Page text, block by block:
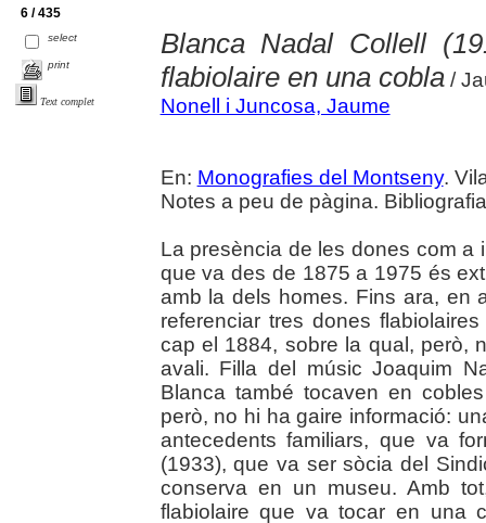
6 / 435
select
print
Text complet
Blanca Nadal Collell
flabiolaire en una cobla/
Nonell i Juncosa, Jaume
En: Monografies del Montseny.
Notes a peu de pàgina.
La presència de les dones com a
que va des de 1875 a 1975 és
amb la dels homes. Fins ara, en
referenciar tres dones
cap el 1884, sobre la qual, però,
avali. Filla del músic Joaquim
Blanca també tocaven en
però, no hi ha gaire informació:
antecedents familiars, que va
(1933), que va ser sòcia del
conserva en un museu. Amb
flabiolaire que va tocar en una